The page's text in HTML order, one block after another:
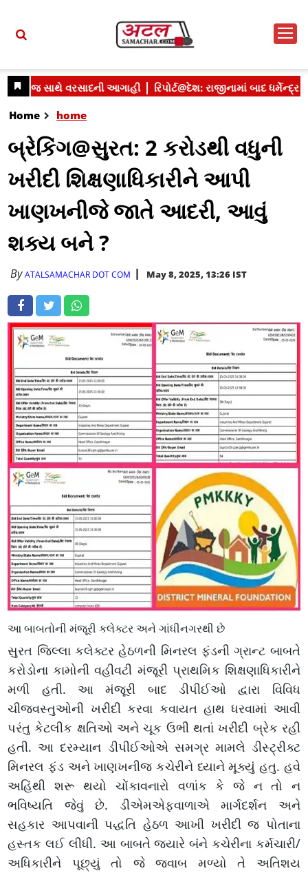
Home home
બ્રેકિંગ@સુરત: 2 કરોડથી વધુની
ખરીદી શિક્ષણાધિકારીને આપી
ખાણખનીજે જાતે આદરી, આવું
શક્ય બને ?
ByATALSAMACHAR DOT COM May 8, 2025, 13:26 IST
આ બાબતોની મંજૂરી કલેક્ટર અને ગાંધીનગરથી છે
સુરત જિલ્લા કલેક્ટર હેઠળની મિનરલ ફંડની ગ્રાન્ટ બાબતે
કરોડોના કામોની વહીવટી મંજૂરી પ્રાથમિક શિક્ષણાધિકારીને
મળી હતી. આ મંજૂરી બાદ ડીપીઈઓ દ્વારા વિવિધ
ચીજવસ્તુઓની ખરીદી કરવા કવાયત હાથ ધરવામાં આવી
પરંતુ કેટલીક ક્ષતિઓ અને ચૂક ઉભી થતાં ખરીદી બ્રેક રહી
હતી. આ દરમ્યાન ડીપીઈઓએ સમગ્ર મામલે ડીસ્ટ્રીક્ટ
મિનરલ ફંડ અને ખાણખનીજ કચેરીને ધ્યાને મૂક્યું હતુ. હવે
અહિંથી શરૂ થયો ચોંકાવનારો વળાંક કે જે ન તો ન
ભવિષ્યતિ જેવું છે. ડીએમએફવાળાએ માર્ગદર્શન અને
સહકાર આપવાની પદ્ધતિ હેઠળ આખી ખરીદી જ પોતાના
હસ્તક લઈ લીધી. આ બાબતે જ્યારે બંને કચેરીના કર્મચારી/
અધિકારીને પૂછ્યું તો જે જવાબ મળ્યો તે અતિશય